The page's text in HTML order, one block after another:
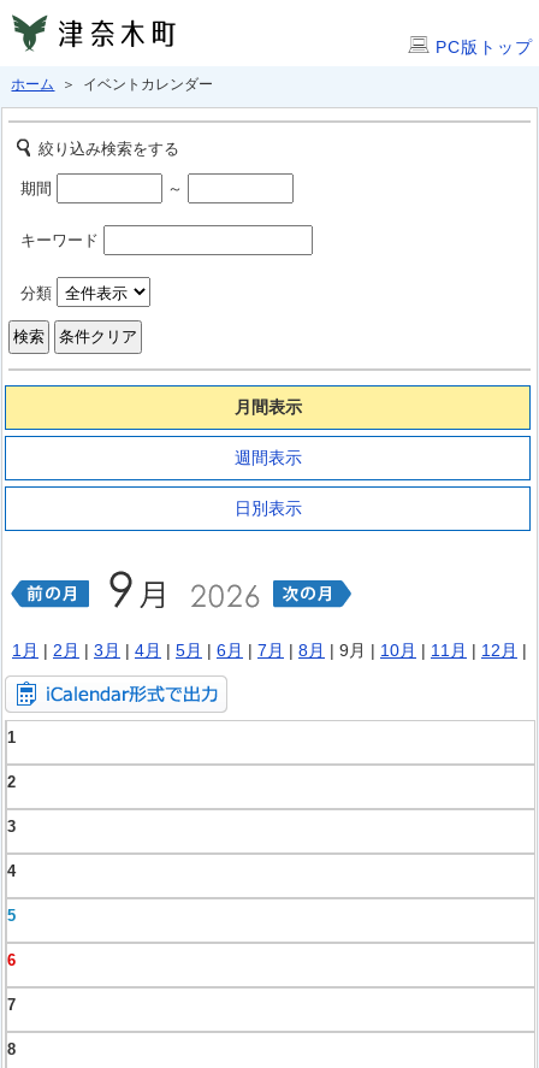
PC版トップ
ホーム ＞ イベントカレンダー
絞り込み検索をする
期間 ～
キーワード
分類
月間表示
週間表示
日別表示
1月 | 2月 | 3月 | 4月 | 5月 | 6月 | 7月 | 8月 | 9月 | 10月 | 11月 | 12月 |
1
2
3
4
5
6
7
8